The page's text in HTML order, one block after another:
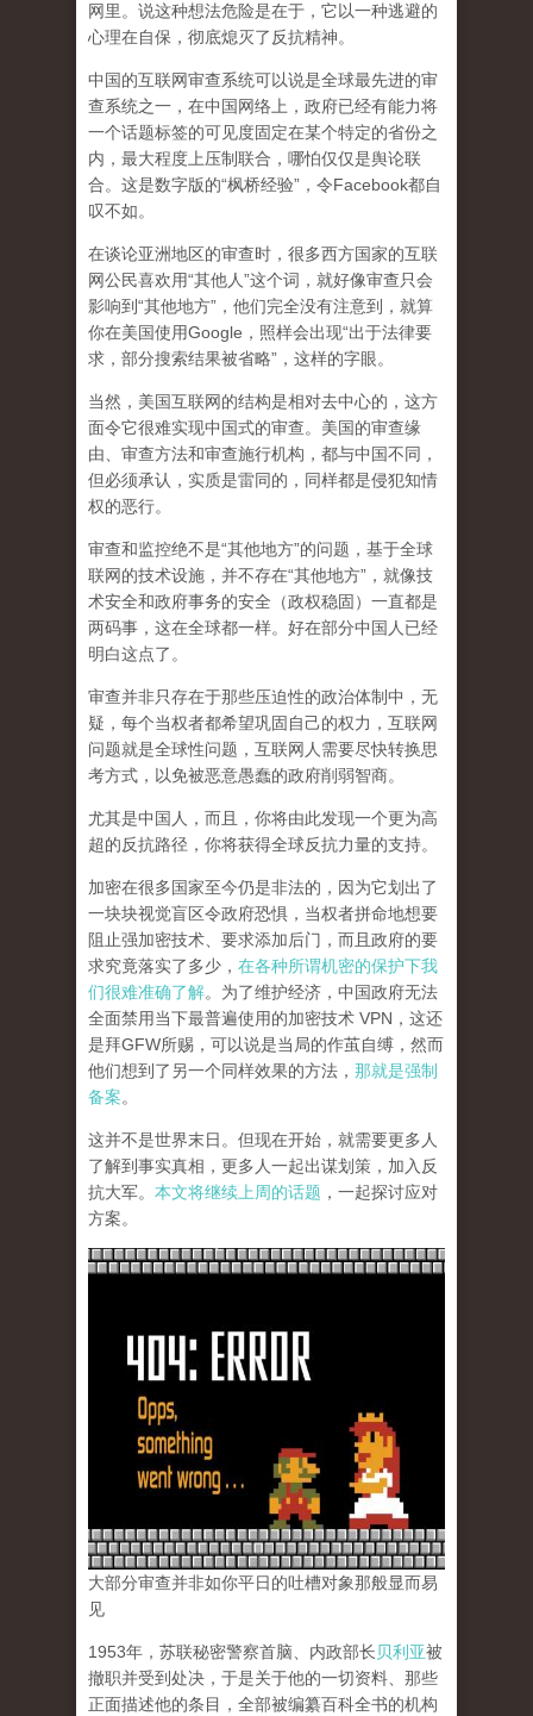
网里。说这种想法危险是在于，它以一种逃避的
心理在自保，彻底熄灭了反抗精神。
中国的互联网审查系统可以说是全球最先进的审
查系统之一，在中国网络上，政府已经有能力将
一个话题标签的可见度固定在某个特定的省份之
内，最大程度上压制联合 ，哪怕仅仅是舆论联
合。这是数字版的“枫桥经验”，令Facebook都自
叹不如。
在谈论亚洲地区的审查时，很多西方国家的互联
网公民喜欢用“其他人”这个词，就好像审查只会
影响到“其他地方”，他们完全没有注意到， 就算
你在美国使用Google，照样会出现“出于法律要
求，部分搜索结果被省略”，这样的字眼。
当然，美国互联网的结构是相对去中心的，这方
面令它很难实现中国式的审查。美国的审查缘
由、审查方法和审查施行机构，都与中国不同，
但必须承认， 实质是雷同的，同样都是侵犯知情
权的恶行。
审查和监控绝不是“其他地方”的问题，基于全球
联网的技术设施，并不存在“其他地方”，就像技
术安全和政府事务的安全（政权稳固）一直都是
两码事，这在全球都一样。好在部分中国人已经
明白这点了。
审查并非只存在于那些压迫性的政治体制中，无
疑，每个当权者都希望巩固自己的权力，互联网
问题就是全球性问题，互联网人需要尽快转换思
考方式，以免被恶意愚蠢的政府削弱智商。
尤其是中国人，而且，你将由此发现一个更为高
超的反抗路径，你将获得全球反抗力量的支持。
加密在很多国家至今仍是非法的，因为它划出了
一块块视觉盲区令政府恐惧，当权者拼命地想要
阻止强加密技术、要求添加后门，而且政府的要
求究竟落实了多少， 在各种所谓机密的保护下我
们很难准确了解。为了维护经济，中国政府无法
全面禁用当下最普遍使用的加密技术 VPN，这还
是拜GFW所赐，可以说是当局的作茧自缚，然而
他们想到了另一个同样效果的方法， 那就是强制
备案。
这并不是世界末日。但现在开始，就需要更多人
了解到事实真相，更多人一起出谋划策，加入反
抗大军。 本文将继续上周的话题 ，一起探讨应对
方案。
大部分审查并非如你平日的吐槽对象那般显而易
见
1953年，苏联秘密警察首脑、内政部长贝利亚被
撤职并受到处决，于是关于他的一切资料、那些
正面描述他的条目，全部被编纂百科全书的机构